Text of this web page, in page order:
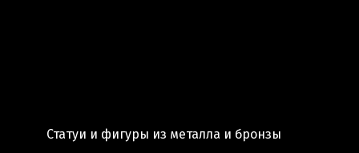
Статуи и фигуры из металла и бронзы